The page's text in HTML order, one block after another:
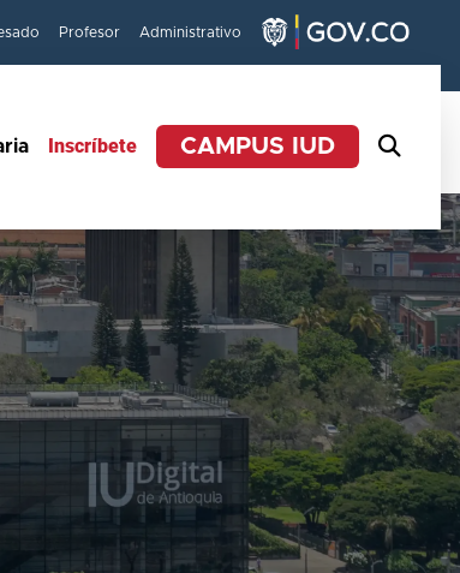
Profesor Administrativo
Inscríbete CAMPUS IUD